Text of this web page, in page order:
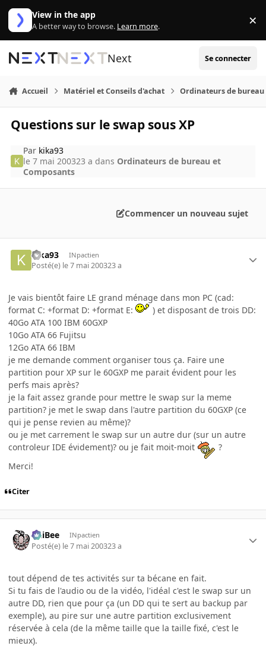
Aller au contenu
View in the app
A better way to browse. Learn more. ×
Next Se connecter
Accueil Matériel et Conseils d'achat Ordinateurs de bureau
Questions sur le swap sous XP
Par kika93
le 7 mai 200323 a dans Ordinateurs de bureau et
Composants
Commencer un nouveau sujet
kika93 INpactien
Posté(e) le 7 mai 200323 a
Je vais bientôt faire LE grand ménage dans mon PC (cad:
format C: +format D: +format E:
) et disposant de trois DD:
40Go ATA 100 IBM 60GXP
10Go ATA 66 Fujitsu
12Go ATA 66 IBM
je me demande comment organiser tous ça. Faire une
partition pour XP sur le 60GXP me parait évident pour les
perfs mais après?
je la fait assez grande pour mettre le swap sur la meme
partition? je met le swap dans l'autre partition du 60GXP (ce
qui je pense revien au même)?
ou je met carrement le swap sur un autre dur (sur un autre
controleur IDE évidement)? ou je fait moit-moit
?
Merci!
Citer
PhiBee INpactien
Posté(e) le 7 mai 200323 a
tout dépend de tes activités sur ta bécane en fait.
Si tu fais de l'audio ou de la vidéo, l'idéal c'est le swap sur un
autre DD, rien que pour ça (un DD qui te sert au backup par
exemple), au pire sur une autre partition exclusivement
réservée à cela (de la même taille que la taille fixé, c'est le
mieux).